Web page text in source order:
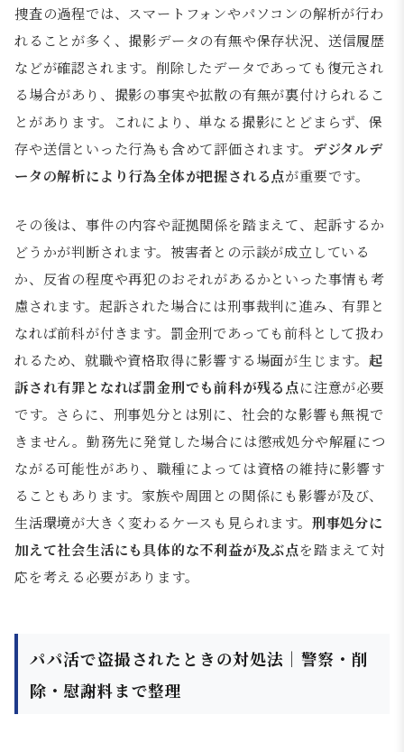
捜査の過程では、スマートフォンやパソコンの解析が行わ
れることが多く、撮影データの有無や保存状況、送信履歴
などが確認されます。削除したデータであっても復元され
る場合があり、撮影の事実や拡散の有無が裏付けられるこ
とがあります。これにより、単なる撮影にとどまらず、保
存や送信といった行為も含めて評価されます。 デジタルデ
ータの解析により行為全体が把握される点が重要です。
その後は、事件の内容や証拠関係を踏まえて、起訴するか
どうかが判断されます。被害者との示談が成立している
か、反省の程度や再犯のおそれがあるかといった事情も考
慮されます。起訴された場合には刑事裁判に進み、有罪と
なれば前科が付きます。罰金刑であっても前科として扱わ
れるため、就職や資格取得に影響する場面が生じます。 起
訴され有罪となれば罰金刑でも前科が残る点に注意が必要
です。さらに、刑事処分とは別に、社会的な影響も無視で
きません。勤務先に発覚した場合には懲戒処分や解雇につ
ながる可能性があり、職種によっては資格の維持に影響す
ることもあります。家族や周囲との関係にも影響が及び、
生活環境が大きく変わるケースも見られます。 刑事処分に
加えて社会生活にも具体的な不利益が及ぶ点を踏まえて対
応を考える必要があります。
パパ活で盗撮されたときの対処法｜警察・削
除・慰謝料まで整理